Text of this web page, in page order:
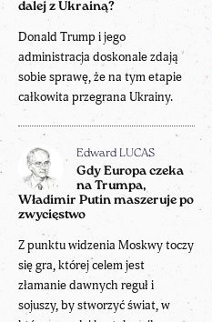
dalej z Ukrainą?
Donald Trump i jego
administracja doskonale zdają
sobie sprawę, że na tym etapie
całkowita przegrana Ukrainy.
Edward LUCAS
Gdy Europa czeka
na Trumpa,
Władimir Putin maszeruje po
zwycięstwo
Z punktu widzenia Moskwy toczy
się gra, której celem jest
złamanie dawnych reguł i
sojuszy, by stworzyć świat, w